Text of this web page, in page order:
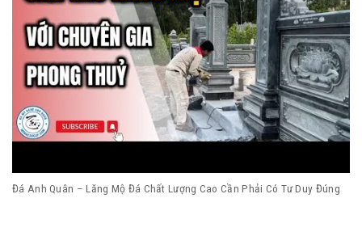
Đá Anh Quân – Lăng Mộ Đá Chất Lượng Cao Cần Phải Có Tư Duy Đúng